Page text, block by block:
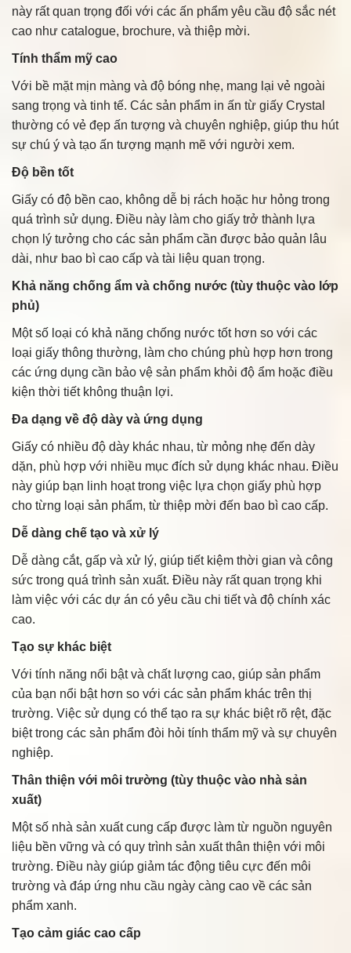
này rất quan trọng đối với các ấn phẩm yêu cầu độ sắc nét
cao như catalogue, brochure, và thiệp mời.
Tính thẩm mỹ cao
Với bề mặt mịn màng và độ bóng nhẹ, mang lại vẻ ngoài
sang trọng và tinh tế. Các sản phẩm in ấn từ giấy Crystal
thường có vẻ đẹp ấn tượng và chuyên nghiệp, giúp thu hút
sự chú ý và tạo ấn tượng mạnh mẽ với người xem.
Độ bền tốt
Giấy có độ bền cao, không dễ bị rách hoặc hư hỏng trong
quá trình sử dụng. Điều này làm cho giấy trở thành lựa
chọn lý tưởng cho các sản phẩm cần được bảo quản lâu
dài, như bao bì cao cấp và tài liệu quan trọng.
Khả năng chống ẩm và chống nước (tùy thuộc vào lớp
phủ)
Một số loại có khả năng chống nước tốt hơn so với các
loại giấy thông thường, làm cho chúng phù hợp hơn trong
các ứng dụng cần bảo vệ sản phẩm khỏi độ ẩm hoặc điều
kiện thời tiết không thuận lợi.
Đa dạng về độ dày và ứng dụng
Giấy có nhiều độ dày khác nhau, từ mỏng nhẹ đến dày
dặn, phù hợp với nhiều mục đích sử dụng khác nhau. Điều
này giúp bạn linh hoạt trong việc lựa chọn giấy phù hợp
cho từng loại sản phẩm, từ thiệp mời đến bao bì cao cấp.
Dễ dàng chế tạo và xử lý
Dễ dàng cắt, gấp và xử lý, giúp tiết kiệm thời gian và công
sức trong quá trình sản xuất. Điều này rất quan trọng khi
làm việc với các dự án có yêu cầu chi tiết và độ chính xác
cao.
Tạo sự khác biệt
Với tính năng nổi bật và chất lượng cao, giúp sản phẩm
của bạn nổi bật hơn so với các sản phẩm khác trên thị
trường. Việc sử dụng có thể tạo ra sự khác biệt rõ rệt, đặc
biệt trong các sản phẩm đòi hỏi tính thẩm mỹ và sự chuyên
nghiệp.
Thân thiện với môi trường (tùy thuộc vào nhà sản
xuất)
Một số nhà sản xuất cung cấp được làm từ nguồn nguyên
liệu bền vững và có quy trình sản xuất thân thiện với môi
trường. Điều này giúp giảm tác động tiêu cực đến môi
trường và đáp ứng nhu cầu ngày càng cao về các sản
phẩm xanh.
Tạo cảm giác cao cấp